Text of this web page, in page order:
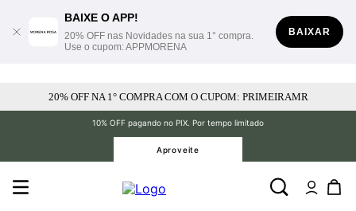
BAIXE O APP!
20% OFF nas Novidades na sua 1° compra.
Use o cupom: APPMORENA
BAIXAR
20% OFF NA 1° COMPRA COM O CUPOM: PRIMEIRAMR
10% OFF pagando no PIX. Por tempo limitado
Aproveite